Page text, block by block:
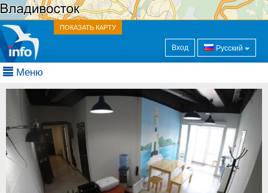
ПОКАЗАТЬ КАРТУ
Вход Русский
Меню